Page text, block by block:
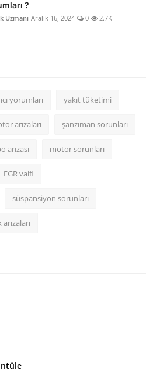
?
Uzmanı Aralık 16, 2024 0 2.7K
yorumları yakıt tüketimi
arızaları şanzıman sorunları
arızası motor sorunları
EGR valfi
süspansiyon sorunları